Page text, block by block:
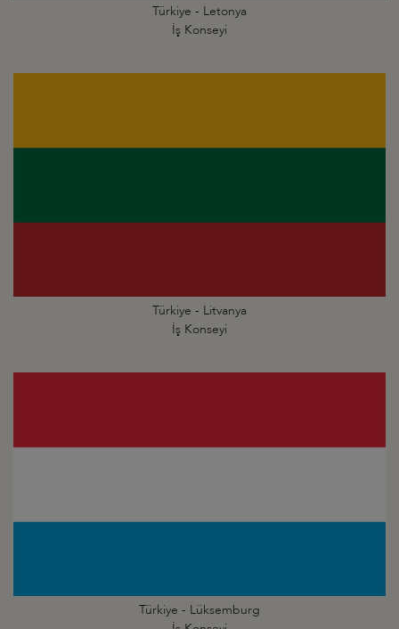
Türkiye - Letonya
İş Konseyi
Türkiye - Litvanya
İş Konseyi
Türkiye - Lüksemburg